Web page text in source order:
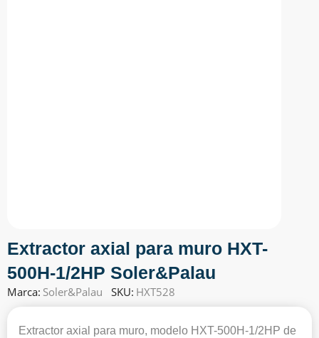
Extractor axial para muro HXT-
500H-1/2HP Soler&Palau
Marca: Soler&Palau SKU: HXT528
Extractor axial para muro, modelo HXT-500H-1/2HP de